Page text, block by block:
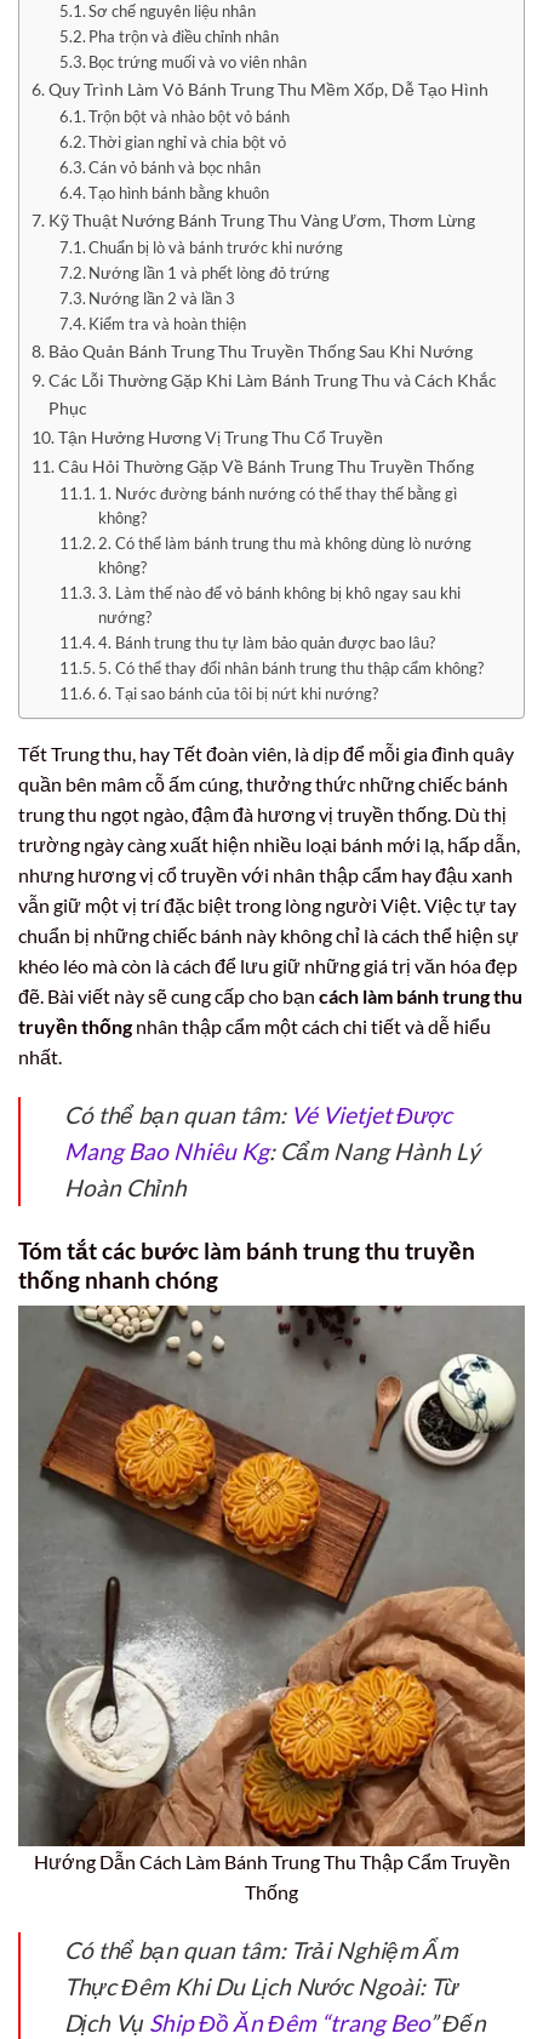
Sơ chế nguyên liệu nhân
Pha trộn và điều chỉnh nhân
Bọc trứng muối và vo viên nhân
Quy Trình Làm Vỏ Bánh Trung Thu Mềm Xốp, Dễ Tạo Hình
Trộn bột và nhào bột vỏ bánh
Thời gian nghỉ và chia bột vỏ
Cán vỏ bánh và bọc nhân
Tạo hình bánh bằng khuôn
Kỹ Thuật Nướng Bánh Trung Thu Vàng Ươm, Thơm Lừng
Chuẩn bị lò và bánh trước khi nướng
Nướng lần 1 và phết lòng đỏ trứng
Nướng lần 2 và lần 3
Kiểm tra và hoàn thiện
Bảo Quản Bánh Trung Thu Truyền Thống Sau Khi Nướng
Các Lỗi Thường Gặp Khi Làm Bánh Trung Thu và Cách Khắc
Phục
Tận Hưởng Hương Vị Trung Thu Cổ Truyền
Câu Hỏi Thường Gặp Về Bánh Trung Thu Truyền Thống
1. Nước đường bánh nướng có thể thay thế bằng gì
không?
2. Có thể làm bánh trung thu mà không dùng lò nướng
không?
3. Làm thế nào để vỏ bánh không bị khô ngay sau khi
nướng?
4. Bánh trung thu tự làm bảo quản được bao lâu?
5. Có thể thay đổi nhân bánh trung thu thập cẩm không?
6. Tại sao bánh của tôi bị nứt khi nướng?
Tết Trung thu, hay Tết đoàn viên, là dịp để mỗi gia đình quây
quần bên mâm cỗ ấm cúng, thưởng thức những chiếc bánh
trung thu ngọt ngào, đậm đà hương vị truyền thống. Dù thị
trường ngày càng xuất hiện nhiều loại bánh mới lạ, hấp dẫn,
nhưng hương vị cổ truyền với nhân thập cẩm hay đậu xanh
vẫn giữ một vị trí đặc biệt trong lòng người Việt. Việc tự tay
chuẩn bị những chiếc bánh này không chỉ là cách thể hiện sự
khéo léo mà còn là cách để lưu giữ những giá trị văn hóa đẹp
đẽ. Bài viết này sẽ cung cấp cho bạn cách làm bánh trung thu
truyền thốngnhân thập cẩm một cách chi tiết và dễ hiểu
nhất.
Có thể bạn quan tâm: Vé Vietjet Được
Mang Bao Nhiêu Kg: Cẩm Nang Hành Lý
Hoàn Chỉnh
Tóm tắt các bước làm bánh trung thu truyền
thống nhanh chóng
Hướng Dẫn Cách Làm Bánh Trung Thu Thập Cẩm Truyền
Thống
Có thể bạn quan tâm: Trải Nghiệm Ẩm
Thực Đêm Khi Du Lịch Nước Ngoài: Từ
Dịch Vụ Ship Đồ Ăn Đêm “trang Beo” Đến